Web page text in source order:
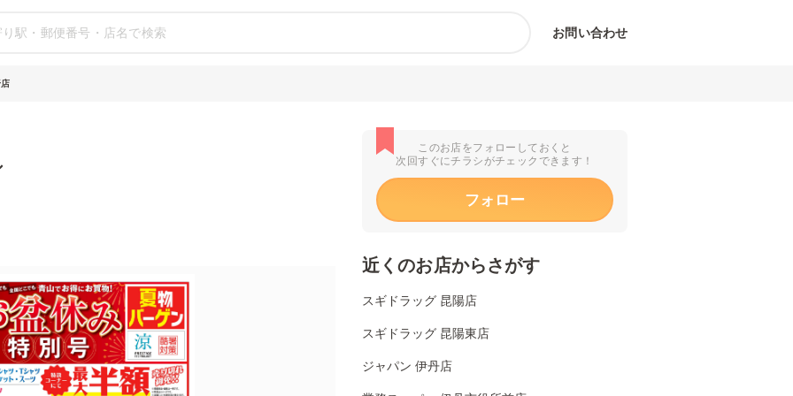
お問い合わせ
このお店をフォローしておくと
次回すぐにチラシがチェックできます！
フォロー
近くのお店からさがす
スギドラッグ 昆陽店
スギドラッグ 昆陽東店
ジャパン 伊丹店